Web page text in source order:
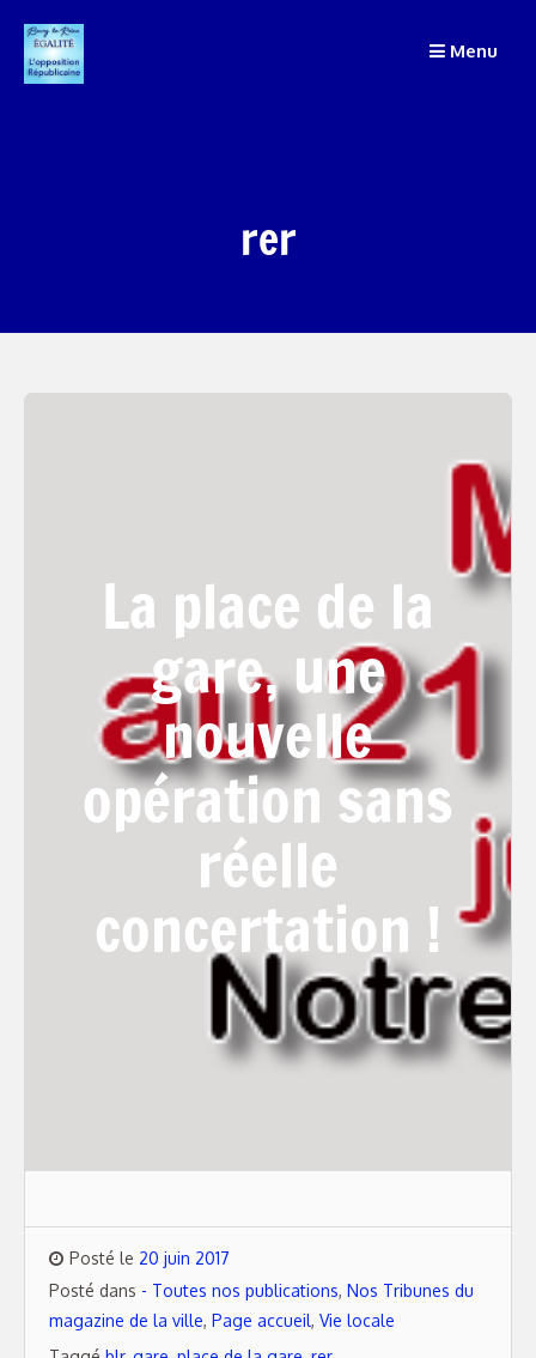
contenu
Menu
rer
La place de la
gare, une
nouvelle
opération sans
réelle
concertation !
Posté le 20 juin 2017
Posté dans - Toutes nos publications, Nos Tribunes du
magazine de la ville, Page accueil, Vie locale